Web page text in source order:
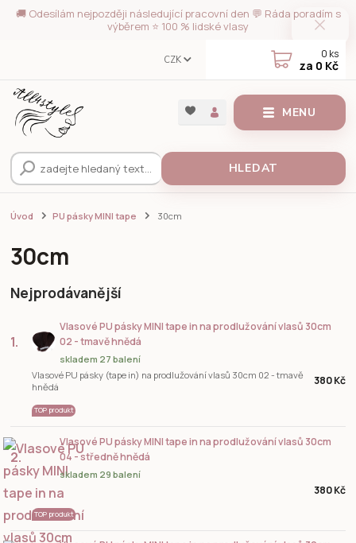
🚚 Odesílám nejpozději následující pracovní den 💬 Ráda poradím s
výběrem ⭐ 100 % lidské vlasy
MENU
CZK
HLEDAT
0 ks
za 0 Kč
Úvod PU pásky MINI tape 30cm
30cm
Nejprodávanější
1.
Vlasové PU pásky MINI tape in na prodlužování vlasů 30cm
02 - tmavě hnědá
Vlasové PU pásky (tape in) na prodlužování vlasů 30cm 02 - tmavě
hnědá
skladem 27 balení
TOP produkt
380 Kč
2.
Vlasové PU pásky MINI tape in na prodlužování vlasů 30cm
04 - středně hnědá
skladem 29 balení
TOP produkt
380 Kč